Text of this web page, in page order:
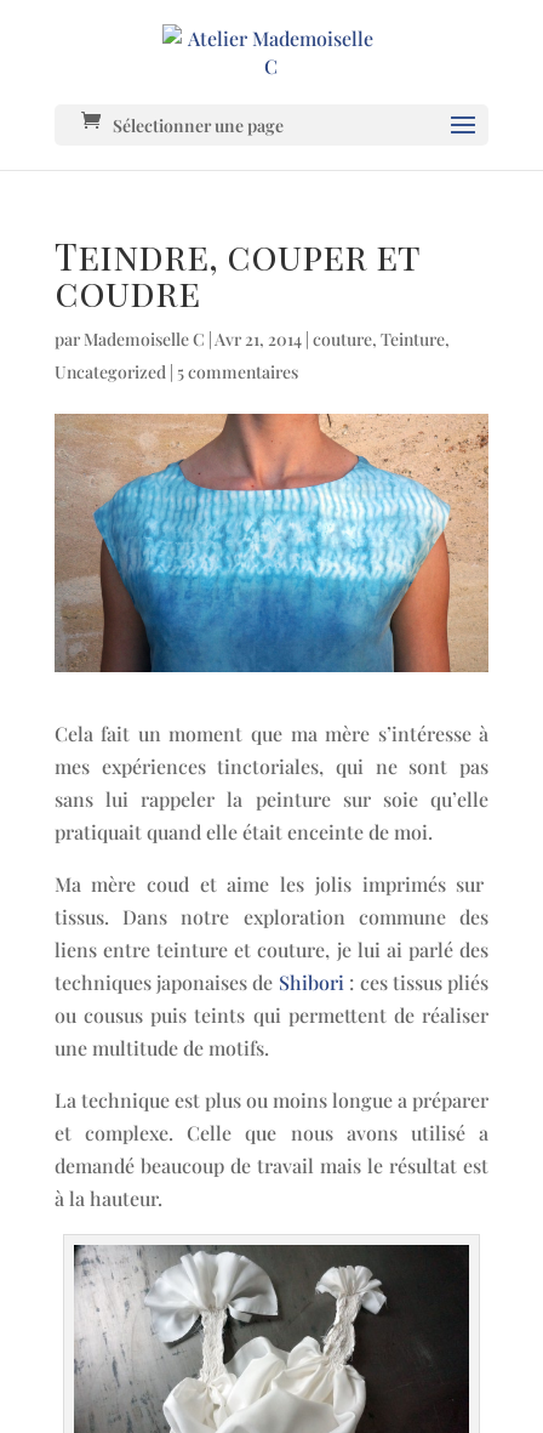
Sélectionner une page
Teindre, couper et
coudre
par Mademoiselle C |Avr 21, 2014| couture, Teinture,
Uncategorized| 5 commentaires
Cela fait un moment que ma mère s’intéresse à
mes expériences tinctoriales, qui ne sont pas
sans lui rappeler la peinture sur soie qu’elle
pratiquait quand elle était enceinte de moi.
Ma mère coud et aime les jolis imprimés sur
tissus. Dans notre exploration commune des
liens entre teinture et couture, je lui ai parlé des
techniques japonaises de Shibori: ces tissus pliés
ou cousus puis teints qui permettent de réaliser
une multitude de motifs.
La technique est plus ou moins longue a préparer
et complexe. Celle que nous avons utilisé a
demandé beaucoup de travail mais le résultat est
à la hauteur.